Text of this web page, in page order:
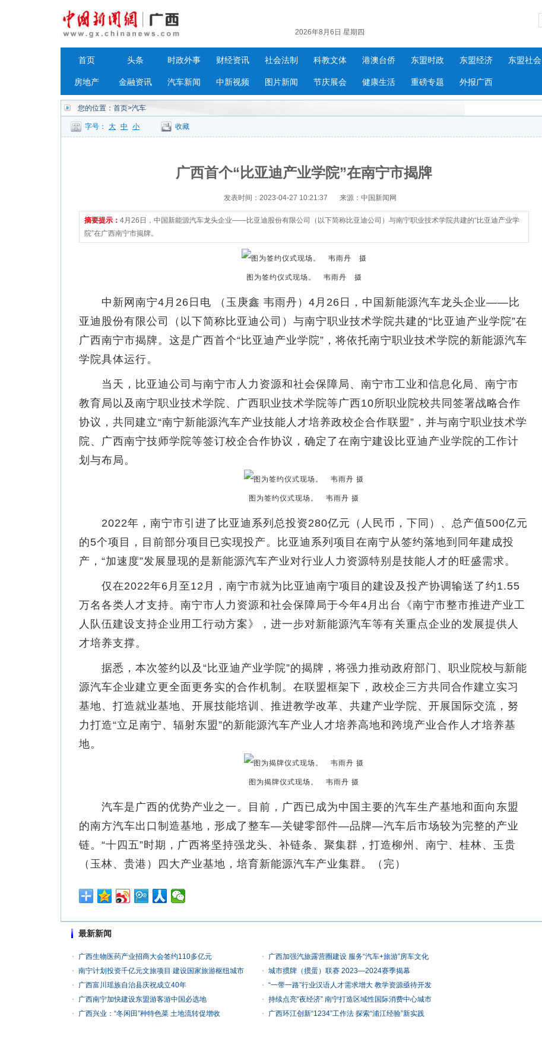
2026年8月6日 星期四
首页 头条 时政外事 财经资讯 社会法制 科教文体 港澳台侨 东盟时政 东盟经济 东盟社会
房地产 金融资讯 汽车新闻 中新视频 图片新闻 节庆展会 健康生活 重磅专题 外报广西
您的位置： 首页>汽车
字号： 大 中 小 收藏
广西首个“比亚迪产业学院”在南宁市揭牌
发表时间：2023-04-27 10:21:37 来源：中国新闻网
摘要提示： 4月26日，中国新能源汽车龙头企业——比亚迪股份有限公司（以下简称比亚迪公司）与南宁职业技术学院共建的“比亚迪产业学
院”在广西南宁市揭牌。
图为签约仪式现场。 韦雨丹 摄
中新网南宁4月26日电 （玉庚鑫 韦雨丹）4月26日，中国新能源汽车龙头企业——比
亚迪股份有限公司（以下简称比亚迪公司）与南宁职业技术学院共建的“比亚迪产业学院”在
广西南宁市揭牌。这是广西首个“比亚迪产业学院”，将依托南宁职业技术学院的新能源汽车
学院具体运行。
当天，比亚迪公司与南宁市人力资源和社会保障局、南宁市工业和信息化局、南宁市
教育局以及南宁职业技术学院、广西职业技术学院等广西10所职业院校共同签署战略合作
协议，共同建立“南宁新能源汽车产业技能人才培养政校企合作联盟”，并与南宁职业技术学
院、广西南宁技师学院等签订校企合作协议，确定了在南宁建设比亚迪产业学院的工作计
划与布局。
图为签约仪式现场。 韦雨丹 摄
2022年，南宁市引进了比亚迪系列总投资280亿元（人民币，下同）、总产值500亿元
的5个项目，目前部分项目已实现投产。比亚迪系列项目在南宁从签约落地到同年建成投
产，“加速度”发展显现的是新能源汽车产业对行业人力资源特别是技能人才的旺盛需求。
仅在2022年6月至12月，南宁市就为比亚迪南宁项目的建设及投产协调输送了约1.55
万名各类人才支持。南宁市人力资源和社会保障局于今年4月出台《南宁市整市推进产业工
人队伍建设支持企业用工行动方案》，进一步对新能源汽车等有关重点企业的发展提供人
才培养支撑。
据悉，本次签约以及“比亚迪产业学院”的揭牌，将强力推动政府部门、职业院校与新能
源汽车企业建立更全面更务实的合作机制。在联盟框架下，政校企三方共同合作建立实习
基地、打造就业基地、开展技能培训、推进教学改革、共建产业学院、开展国际交流，努
力打造“立足南宁、辐射东盟”的新能源汽车产业人才培养高地和跨境产业合作人才培养基
地。
图为揭牌仪式现场。 韦雨丹 摄
汽车是广西的优势产业之一。目前，广西已成为中国主要的汽车生产基地和面向东盟
的南方汽车出口制造基地，形成了整车—关键零部件—品牌—汽车后市场较为完整的产业
链。“十四五”时期，广西将坚持强龙头、补链条、聚集群，打造柳州、南宁、桂林、玉贵
（玉林、贵港）四大产业基地，培育新能源汽车产业集群。（完）
最新新闻
广西生物医药产业招商大会签约110多亿元
广西加强汽旅露营圈建设 服务“汽车+旅游”房车文化
南宁计划投资千亿元文旅项目 建设国家旅游枢纽城市
城市掼牌（掼蛋）联赛 2023—2024赛季揭幕
广西富川瑶族自治县庆祝成立40年
“一带一路”行业汉语人才需求增大 教学资源亟待开发
广西南宁加快建设东盟游客游中国必选地
持续点亮“夜经济” 南宁打造区域性国际消费中心城市
广西兴业：“冬闲田”种特色菜 土地流转促增收
广西环江创新“1234”工作法 探索“浦江经验”新实践